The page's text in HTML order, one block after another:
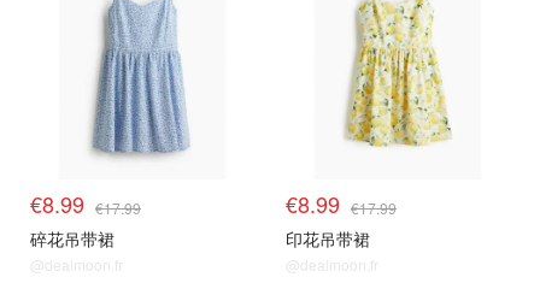
€8.99 €17.99
碎花吊带裙
@dealmoon.fr
€8.99 €17.99
印花吊带裙
@dealmoon.fr